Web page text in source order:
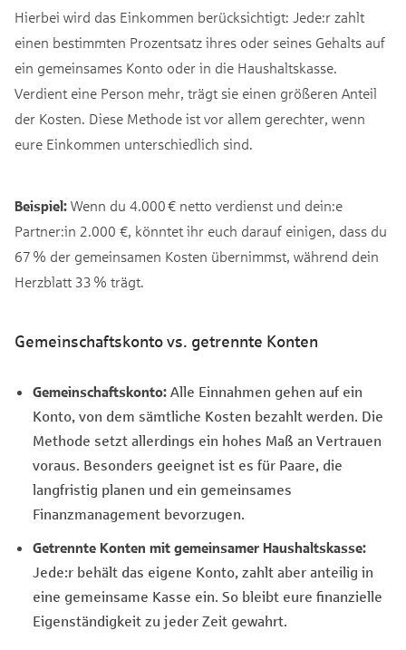
Hierbei wird das Einkommen berücksichtigt: Jede:r zahlt
einen bestimmten Prozentsatz ihres oder seines Gehalts auf
ein gemeinsames Konto oder in die Haushaltskasse.
Verdient eine Person mehr, trägt sie einen größeren Anteil
der Kosten. Diese Methode ist vor allem gerechter, wenn
eure Einkommen unterschiedlich sind.
Beispiel: Wenn du 4.000 € netto verdienst und dein:e
Partner:in 2.000 €, könntet ihr euch darauf einigen, dass du
67 % der gemeinsamen Kosten übernimmst, während dein
Herzblatt 33 % trägt.
Gemeinschaftskonto vs. getrennte Konten
Gemeinschaftskonto: Alle Einnahmen gehen auf ein
Konto, von dem sämtliche Kosten bezahlt werden. Die
Methode setzt allerdings ein hohes Maß an Vertrauen
voraus. Besonders geeignet ist es für Paare, die
langfristig planen und ein gemeinsames
Finanzmanagement bevorzugen.
Getrennte Konten mit gemeinsamer Haushaltskasse:
Jede:r behält das eigene Konto, zahlt aber anteilig in
eine gemeinsame Kasse ein. So bleibt eure finanzielle
Eigenständigkeit zu jeder Zeit gewahrt.